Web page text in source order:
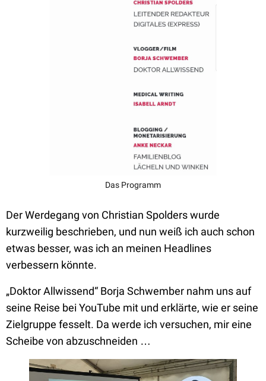
Das Programm
Der Werdegang von Christian Spolders wurde
kurzweilig beschrieben, und nun weiß ich auch schon
etwas besser, was ich an meinen Headlines
verbessern könnte.
„Doktor Allwissend“ Borja Schwember nahm uns auf
seine Reise bei YouTube mit und erklärte, wie er seine
Zielgruppe fesselt. Da werde ich versuchen, mir eine
Scheibe von abzuschneiden …